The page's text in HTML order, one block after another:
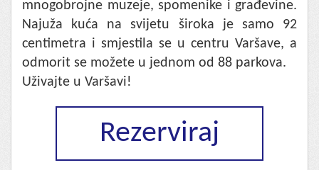
mnogobrojne muzeje, spomenike i građevine.
Najuža kuća na svijetu široka je samo 92
centimetra i smjestila se u centru Varšave, a
odmorit se možete u jednom od 88 parkova.
Uživajte u Varšavi!
Rezerviraj